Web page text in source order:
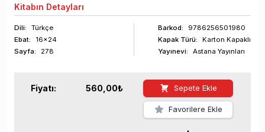
Kitabın Detayları
Dili:
Türkçe
Ebat:
16x24
Sayfa: 278
Barkod:
9786256501980
Kapak Türü:
Karton Kapaklı
Yayınevi:
Astana Yayınları
Fiyatı: 560,00₺ Sepete Ekle
Favorilere Ekle